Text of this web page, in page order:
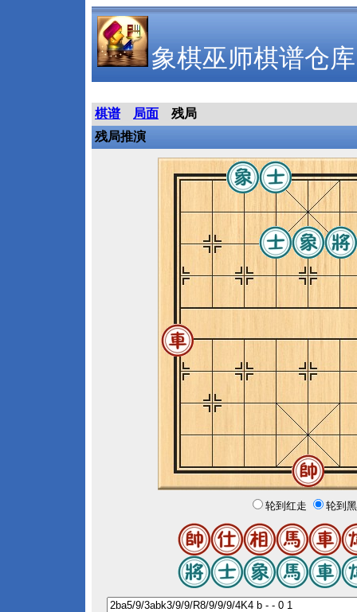
象棋巫师棋谱仓库
棋谱 局面
残局
残局推演
轮到红走 轮到